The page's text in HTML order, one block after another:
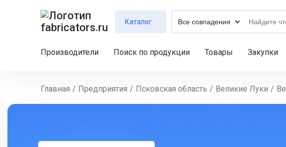
Каталог
Производители Поиск по продукции Товары Закупки
Главная / Предприятия / Псковская область / Великие Луки /